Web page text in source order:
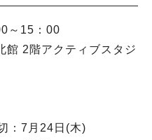
～15：00
館 2階アクティブスタジ
：7月24日(木)